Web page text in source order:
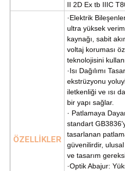
II 2D Ex tb IIIC
ÖZELLİKLER
·Elektrik
ultra yüksek
kaynağı, sabit
voltaj koruması
teknolojisini
·Isı Dağılımı
ekstrüzyonu
iletkenliği ve ısı
bir yapı sağlar.
· Patlamaya
standart
tasarlanan
güvenilirdir, ulusal
ve tasarım
·Optik Abajur: